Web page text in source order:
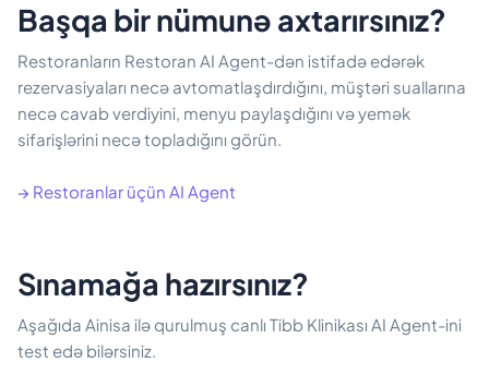
Başqa bir nümunə axtarırsınız?
Restoranların Restoran AI Agent-dən istifadə edərək
rezervasiyaları necə avtomatlaşdırdığını, müştəri suallarına
necə cavab verdiyini, menyu paylaşdığını və yemək
sifarişlərini necə topladığını görün.
→ Restoranlar üçün AI Agent
Sınamağa hazırsınız?
Aşağıda Ainisa ilə qurulmuş canlı Tibb Klinikası AI Agent-ini
test edə bilərsiniz.